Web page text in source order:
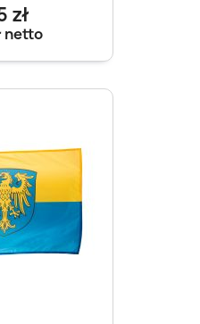
zł
netto